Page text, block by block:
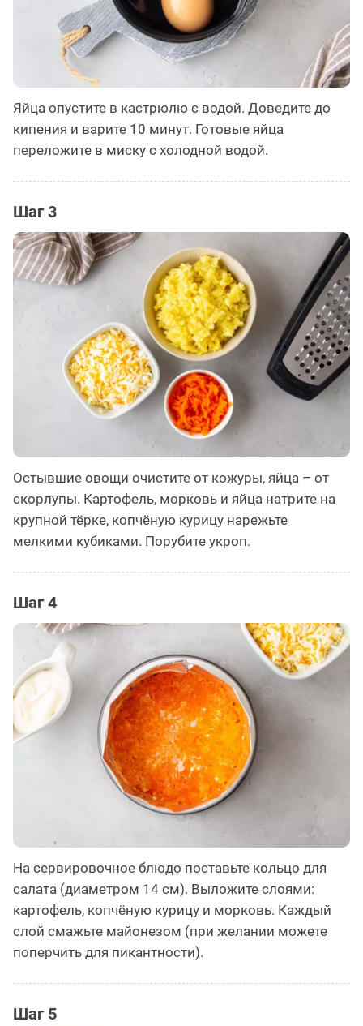
Яйца опустите в кастрюлю с водой. Доведите до
кипения и варите 10 минут. Готовые яйца
переложите в миску с холодной водой.
Шаг 3
Остывшие овощи очистите от кожуры, яйца – от
скорлупы. Картофель, морковь и яйца натрите на
крупной тёрке, копчёную курицу нарежьте
мелкими кубиками. Порубите укроп.
Шаг 4
На сервировочное блюдо поставьте кольцо для
салата (диаметром 14 см). Выложите слоями:
картофель, копчёную курицу и морковь. Каждый
слой смажьте майонезом (при желании можете
поперчить для пикантности).
Шаг 5